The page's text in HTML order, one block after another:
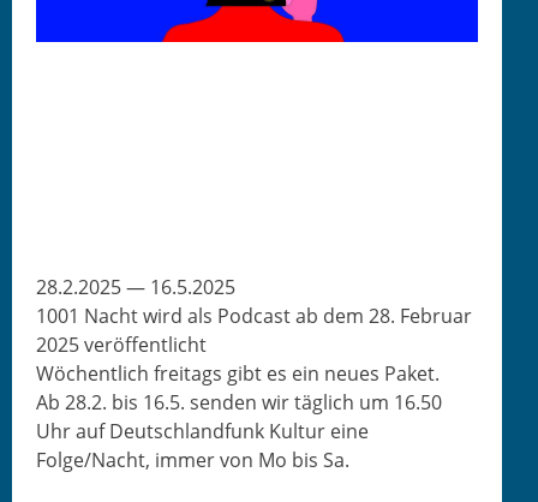
28.2.2025 — 16.5.2025
1001 Nacht wird als Pod­cast ab dem 28. Feb­ru­ar
2025 veröffentlicht
Wöchentlich fre­itags gibt es ein neues Paket.
Ab 28.2. bis 16.5. senden wir täglich um 16.50
Uhr auf Deutsch­land­funk Kul­tur eine
Folge/Nacht, immer von Mo bis Sa.